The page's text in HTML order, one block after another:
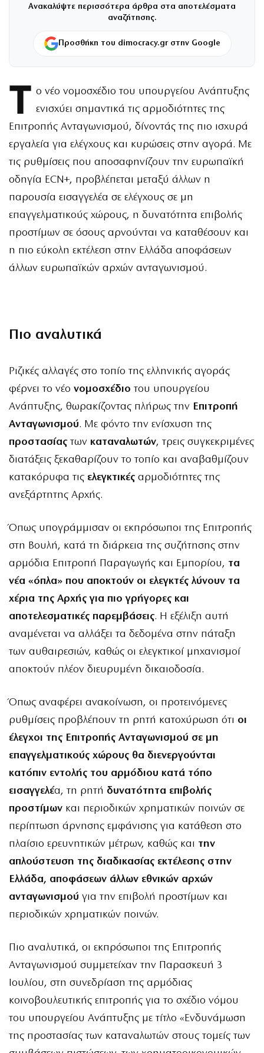
Ανακαλύψτε περισσότερα άρθρα στα αποτελέσματα
αναζήτησης.
Προσθήκη του dimocracy.gr στην Google
Τ ο νέο νομοσχέδιο του υπουργείου Ανάπτυξης
ενισχύει σημαντικά τις αρμοδιότητες της
Επιτροπής Ανταγωνισμού, δίνοντάς της πιο ισχυρά
εργαλεία για ελέγχους και κυρώσεις στην αγορά. Με
τις ρυθμίσεις που αποσαφηνίζουν την ευρωπαϊκή
οδηγία ECN+, προβλέπεται μεταξύ άλλων η
παρουσία εισαγγελέα σε ελέγχους σε μη
επαγγελματικούς χώρους, η δυνατότητα επιβολής
προστίμων σε όσους αρνούνται να καταθέσουν και
η πιο εύκολη εκτέλεση στην Ελλάδα αποφάσεων
άλλων ευρωπαϊκών αρχών ανταγωνισμού.
Πιο αναλυτικά
Ριζικές αλλαγές στο τοπίο της ελληνικής αγοράς
φέρνει το νέο νομοσχέδιο του υπουργείου
Ανάπτυξης, θωρακίζοντας πλήρως την Επιτροπή
Ανταγωνισμού. Με φόντο την ενίσχυση της
προστασίας των καταναλωτών, τρεις συγκεκριμένες
διατάξεις ξεκαθαρίζουν το τοπίο και αναβαθμίζουν
κατακόρυφα τις ελεγκτικές αρμοδιότητες της
ανεξάρτητης Αρχής.
Όπως υπογράμμισαν οι εκπρόσωποι της Επιτροπής
στη Βουλή, κατά τη διάρκεια της συζήτησης στην
αρμόδια Επιτροπή Παραγωγής και Εμπορίου, τα
νέα «όπλα» που αποκτούν οι ελεγκτές λύνουν τα
χέρια της Αρχής για πιο γρήγορες και
αποτελεσματικές παρεμβάσεις. Η εξέλιξη αυτή
αναμένεται να αλλάξει τα δεδομένα στην πάταξη
των αυθαιρεσιών, καθώς οι ελεγκτικοί μηχανισμοί
αποκτούν πλέον διευρυμένη δικαιοδοσία.
Όπως αναφέρει ανακοίνωση, οι προτεινόμενες
ρυθμίσεις προβλέπουν τη ρητή κατοχύρωση ότι οι
έλεγχοι της Επιτροπής Ανταγωνισμού σε μη
επαγγελματικούς χώρους θα διενεργούνται
κατόπιν εντολής του αρμόδιου κατά τόπο
εισαγγελέα, τη ρητή δυνατότητα επιβολής
προστίμων και περιοδικών χρηματικών ποινών σε
περίπτωση άρνησης εμφάνισης για κατάθεση στο
πλαίσιο ερευνητικών μέτρων, καθώς και την
απλούστευση της διαδικασίας εκτέλεσης στην
Ελλάδα, αποφάσεων άλλων εθνικών αρχών
ανταγωνισμού για την επιβολή προστίμων και
περιοδικών χρηματικών ποινών.
Πιο αναλυτικά, οι εκπρόσωποι της Επιτροπής
Ανταγωνισμού συμμετείχαν την Παρασκευή 3
Ιουλίου, στη συνεδρίαση της αρμόδιας
κοινοβουλευτικής επιτροπής για το σχέδιο νόμου
του υπουργείου Ανάπτυξης με τίτλο «Ενδυνάμωση
της προστασίας των καταναλωτών στους τομείς των